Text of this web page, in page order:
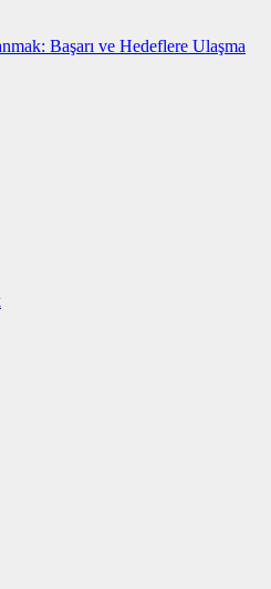
Başarı ve Hedeflere Ulaşma